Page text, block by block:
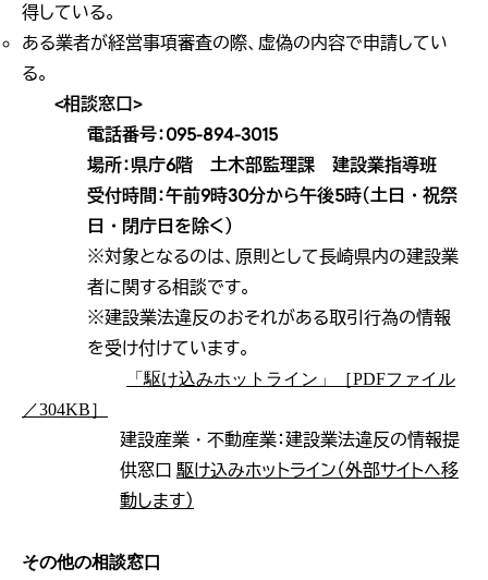
得している。
ある業者が経営事項審査の際、虚偽の内容で申請してい
る。
<相談窓口>
電話番号：095-894-3015
場所：県庁6階 土木部監理課 建設業指導班
受付時間：午前9時30分から午後5時（土日・祝祭
日・閉庁日を除く）
※対象となるのは、原則として長崎県内の建設業
者に関する相談です。
※建設業法違反のおそれがある取引行為の情報
を受け付けています。
「駆け込みホットライン」［PDFファイル
／304KB］
建設産業・不動産業：建設業法違反の情報提
供窓口 駆け込みホットライン（外部サイトへ移
動します）
その他の相談窓口